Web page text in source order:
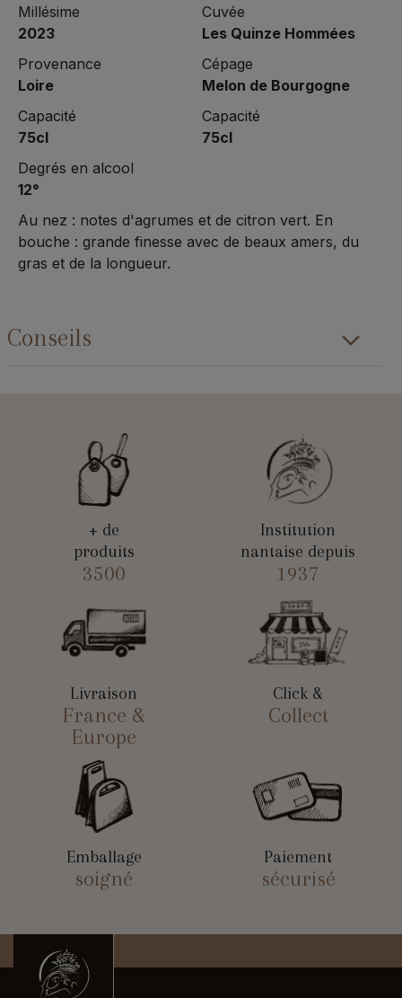
Millésime
2023
Provenance
Loire
Capacité
75cl
Degrés en alcool
12°
Cuvée
Les Quinze Hommées
Cépage
Melon de Bourgogne
Capacité
75cl
Au nez : notes d'agrumes et de citron vert. En
bouche : grande finesse avec de beaux amers, du
gras et de la longueur.
Conseils
+ de
produits
3500
Institution
nantaise depuis
1937
Livraison
France &
Europe
Click &
Collect
Emballage
soigné
Paiement
sécurisé